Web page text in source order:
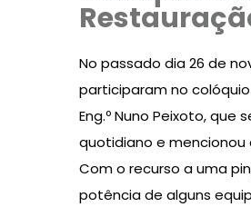
No passado dia 26 de
participaram no
Eng.º Nuno Peixoto,
quotidiano e
Com o recurso a uma
potência de alguns